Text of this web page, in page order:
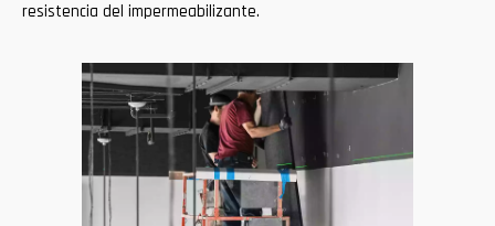
resistencia del impermeabilizante.